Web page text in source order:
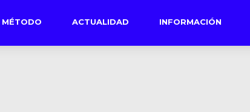
MÉTODO ACTUALIDAD INFORMACIÓN